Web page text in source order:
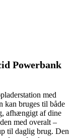
Powerbank
med
kan bruges til både
afhængigt af dine
med overalt –
til daglig brug. Den